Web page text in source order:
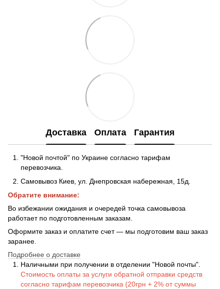
Доставка Оплата Гарантия
"Новой почтой" по Украине согласно тарифам
перевозчика.
Самовывоз Киев, ул. Днепровская набережная , 15д.
Обратите внимание:
Во избежании ожидания и очередей точка самовывоза
работает по подготовленным заказам.
Оформите заказ и оплатите счет — мы подготовим ваш заказ
заранее.
Подробнее о доставке
Наличными при получении в отделении "Новой почты".
Стоимость оплаты за услуги обратной отправки средств
согласно тарифам перевозчика (20грн + 2% от суммы